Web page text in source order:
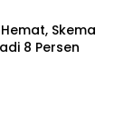
Skema
8 Persen